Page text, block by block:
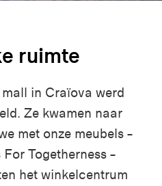
ruimte
mall in Craïova werd
. Ze kwamen naar
met onze meubels –
For Togetherness –
het winkelcentrum